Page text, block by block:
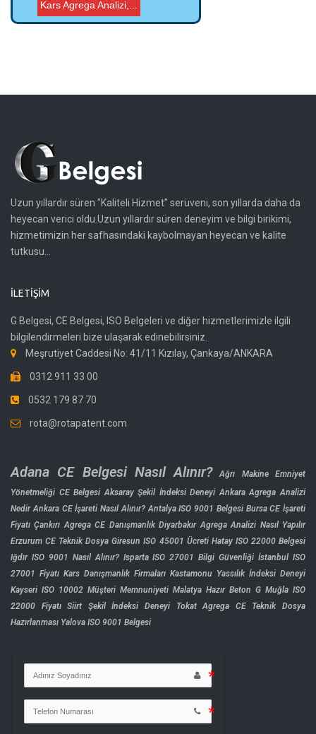
Uzun yıllardır süren "Kaliteli Hizmet" serüveni, son yıllarda daha da
heyecan verici oldu.Uzun yıllardır süren deneyim ve bilgi birikimi,
hizmetimizin her safhasındaki kaybolmayan heyecan ve kalite
tutkusu...
İLETIŞIM
G Belgesi, CE Belgesi, ISO Belgeleri ve diğer hizmetlerimizle ilgili
bilgilendirmeleri bize ulaşarak edinebilirsiniz.
Meşrutiyet Caddesi No: 41/11 Kızılay, Çankaya/ANKARA
0312 911 33 00
0532 179 87 70
rota@rotapatent.com
Adana CE Belgesi Nasıl Alınır?
Ağrı Makine Emniyet
Yönetmeliği CE Belgesi Aksaray Şekil İndeksi Deneyi Ankara Agrega Analizi
Nedir Ankara CE İşareti Nasıl Alınır? Antalya ISO 9001 Belgesi Bursa CE İşareti
Fiyatı Çankırı Agrega CE Danışmanlık Diyarbakır Agrega Analizi Nasıl Yapılır
Erzurum CE Teknik Dosya Giresun ISO 45001 Ücreti Hatay ISO 22000 Belgesi
Iğdır ISO 9001 Nasıl Alınır? Isparta ISO 27001 Bilgi Güvenliği İstanbul ISO
27001 Fiyatı Kars Danışmanlık Firmaları Kastamonu Yassılık İndeksi Deneyi
Kayseri ISO 10002 Müşteri Memnuniyeti Malatya Hazır Beton G Muğla ISO
22000 Fiyatı
Siirt Şekil İndeksi Deneyi
Tokat Agrega CE Teknik Dosya
Hazırlanması Yalova ISO 9001 Belgesi